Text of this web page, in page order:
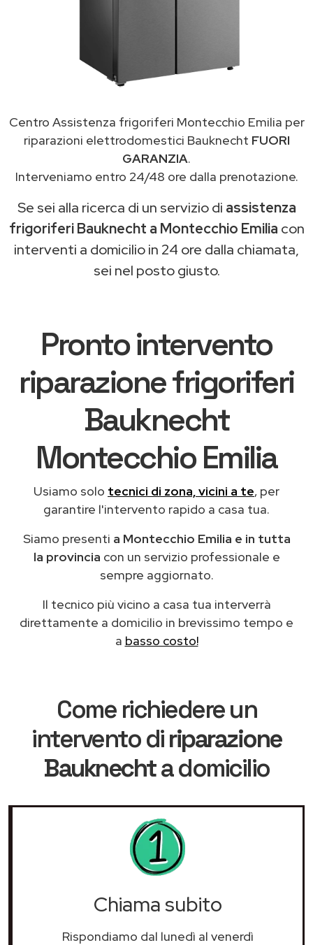
Centro Assistenza frigoriferi Montecchio Emilia per
riparazioni elettrodomestici Bauknecht FUORI
GARANZIA.
Interveniamo entro 24/48 ore dalla prenotazione.
Se sei alla ricerca di un servizio di assistenza
frigoriferi Bauknecht a Montecchio Emilia con
interventi a domicilio in 24 ore dalla chiamata,
sei nel posto giusto.
Pronto intervento
riparazione frigoriferi
Bauknecht
Montecchio Emilia
Usiamo solo tecnici di zona, vicini a te, per
garantire l'intervento rapido a casa tua.
Siamo presenti a Montecchio Emilia e in tutta
la provincia con un servizio professionale e
sempre aggiornato.
Il tecnico più vicino a casa tua interverrà
direttamente a domicilio in brevissimo tempo e
a basso costo!
Come richiedere un
intervento diriparazione
Bauknechta domicilio
Chiama subito
Rispondiamo dal lunedì al venerdì